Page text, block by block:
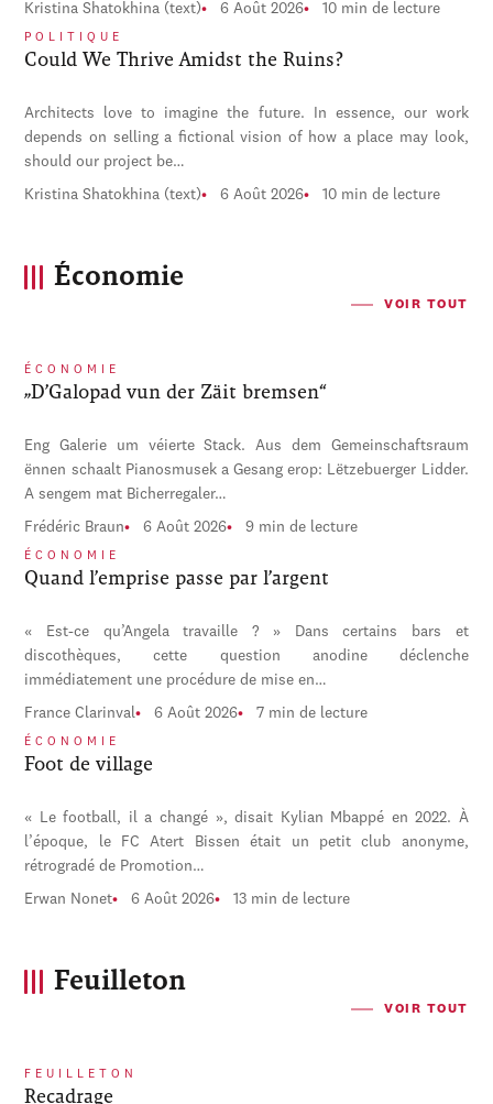
Kristina Shatokhina (text) 6 Août 2026 10 min de lecture
POLITIQUE
Could We Thrive Amidst the Ruins?
Architects love to imagine the future. In essence, our work
depends on selling a fictional vision of how a place may look,
should our project be…
Kristina Shatokhina (text) 6 Août 2026 10 min de lecture
Économie
VOIR TOUT
ÉCONOMIE
„D’Galopad vun der Zäit bremsen“
Eng Galerie um véierte Stack. Aus dem Gemeinschaftsraum
ënnen schaalt Pianosmusek a Gesang erop: Lëtzebuerger Lidder.
A sengem mat Bicherregaler…
Frédéric Braun 6 Août 2026 9 min de lecture
ÉCONOMIE
Quand l’emprise passe par l’argent
« Est-ce qu’Angela travaille ? » Dans certains bars et
discothèques, cette question anodine déclenche
immédiatement une procédure de mise en…
France Clarinval 6 Août 2026 7 min de lecture
ÉCONOMIE
Foot de village
« Le football, il a changé », disait Kylian Mbappé en 2022. À
l’époque, le FC Atert Bissen était un petit club anonyme,
rétrogradé de Promotion…
Erwan Nonet 6 Août 2026 13 min de lecture
Feuilleton
VOIR TOUT
FEUILLETON
Recadrage